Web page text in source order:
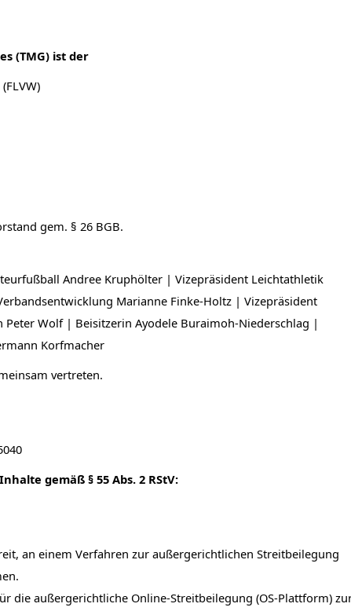
(TMG) ist der
gem. § 26 BGB.
Andree Kruphölter | Vizepräsident Leichtathletik
Marianne Finke-Holtz | Vizepräsident
Wolf | Beisitzerin Ayodele Buraimoh-Niederschlag |
Korfmacher
vertreten.
gemäß § 55 Abs. 2 RStV:
an einem Verfahren zur außergerichtlichen Streitbeilegung
die außergerichtliche Online-Streitbeilegung (OS-Plattform)